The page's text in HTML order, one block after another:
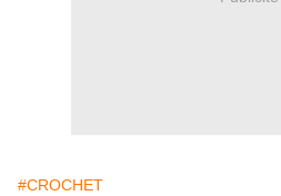
#CROCHET